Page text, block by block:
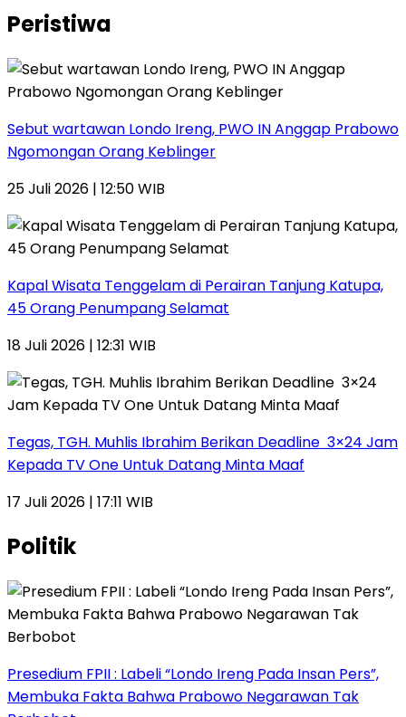
Peristiwa
Sebut wartawan Londo Ireng, PWO IN Anggap Prabowo
Ngomongan Orang Keblinger
25 Juli 2026 | 12:50 WIB
Kapal Wisata Tenggelam di Perairan Tanjung Katupa,
45 Orang Penumpang Selamat
18 Juli 2026 | 12:31 WIB
Tegas, TGH. Muhlis Ibrahim Berikan Deadline 3×24 Jam
Kepada TV One Untuk Datang Minta Maaf
17 Juli 2026 | 17:11 WIB
Politik
Presedium FPII : Labeli “Londo Ireng Pada Insan Pers”,
Membuka Fakta Bahwa Prabowo Negarawan Tak